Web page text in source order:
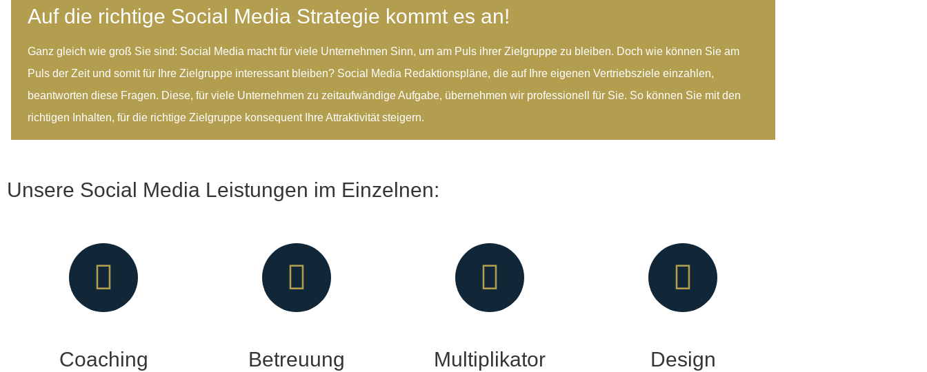
Auf die richtige Social Media Strategie kommt es an!
Ganz gleich wie groß Sie sind: Social Media macht für viele Unternehmen Sinn, um am Puls ihrer Zielgruppe zu bleiben. Doch wie können Sie am
Puls der Zeit und somit für Ihre Zielgruppe interessant bleiben? Social Media Redaktionspläne, die auf Ihre eigenen Vertriebsziele einzahlen,
beantworten diese Fragen. Diese, für viele Unternehmen zu zeitaufwändige Aufgabe, übernehmen wir professionell für Sie. So können Sie mit den
richtigen Inhalten, für die richtige Zielgruppe konsequent Ihre Attraktivität steigern.
Unsere Social Media Leistungen im Einzelnen:
Coaching Betreuung Multiplikator Design